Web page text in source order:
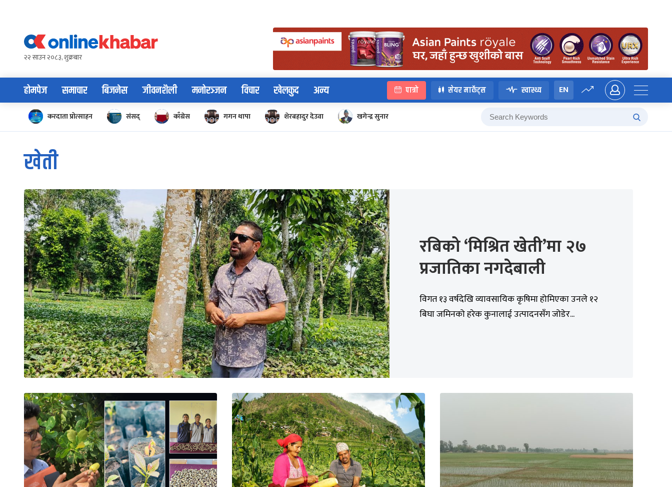
content२२ साउन २०८३, शुक्रबार
होमपेज समाचार बिजनेस जीवनशैली मनोरञ्जन विचार खेलकुद अन्य पात्रो सेयर मार्केट्स स्वास्थ्य EN
करदाता प्रोत्साहन संसद् काँग्रेस गगन थापा शेरबहादुर देउवा खगेन्द्र सुनार
खेती
रबिको ‘मिश्रित खेती’मा २७
प्रजातिका नगदेबाली
विगत १३ वर्षदेखि व्यावसायिक कृषिमा होमिएका उनले १२
बिघा जमिनको हरेक कुनालाई उत्पादनसँग जोडेर...